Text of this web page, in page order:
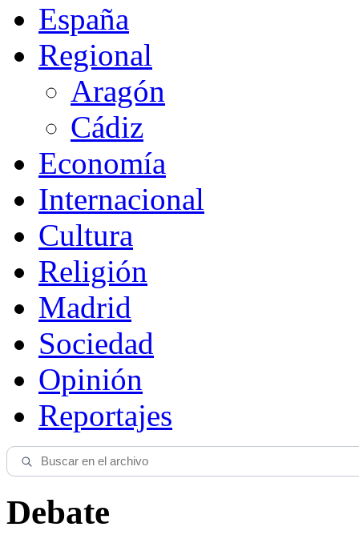
España
Regional
Aragón
Cádiz
Economía
Internacional
Cultura
Religión
Madrid
Sociedad
Opinión
Reportajes
Debate